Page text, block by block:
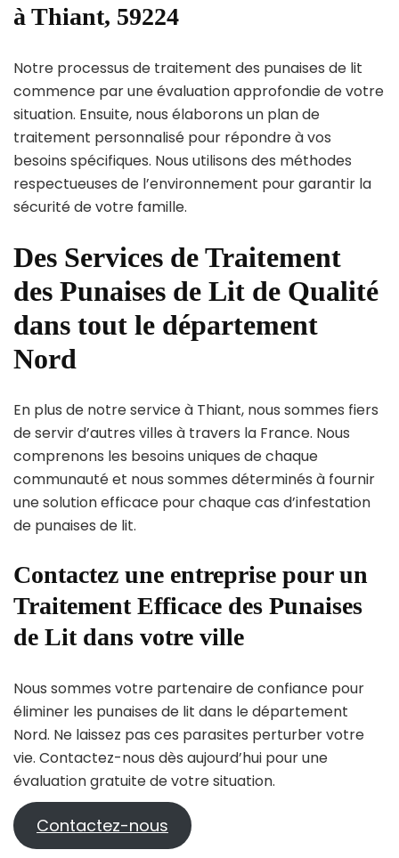
à Thiant, 59224
Notre processus de traitement des punaises de lit
commence par une évaluation approfondie de votre
situation. Ensuite, nous élaborons un plan de
traitement personnalisé pour répondre à vos
besoins spécifiques. Nous utilisons des méthodes
respectueuses de l’environnement pour garantir la
sécurité de votre famille.
Des Services de Traitement
des Punaises de Lit de Qualité
dans tout le département
Nord
En plus de notre service à Thiant, nous sommes fiers
de servir d’autres villes à travers la France. Nous
comprenons les besoins uniques de chaque
communauté et nous sommes déterminés à fournir
une solution efficace pour chaque cas d’infestation
de punaises de lit.
Contactez une entreprise pour un
Traitement Efficace des Punaises
de Lit dans votre ville
Nous sommes votre partenaire de confiance pour
éliminer les punaises de lit dans le département
Nord. Ne laissez pas ces parasites perturber votre
vie. Contactez-nous dès aujourd’hui pour une
évaluation gratuite de votre situation.
Contactez-nous